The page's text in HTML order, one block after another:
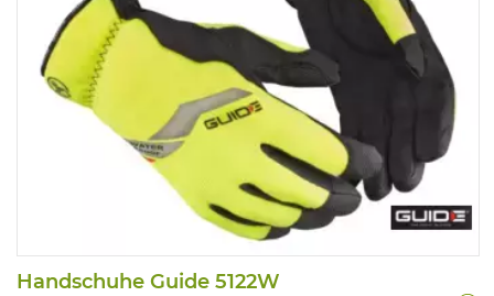
Handschuhe Guide 5122W